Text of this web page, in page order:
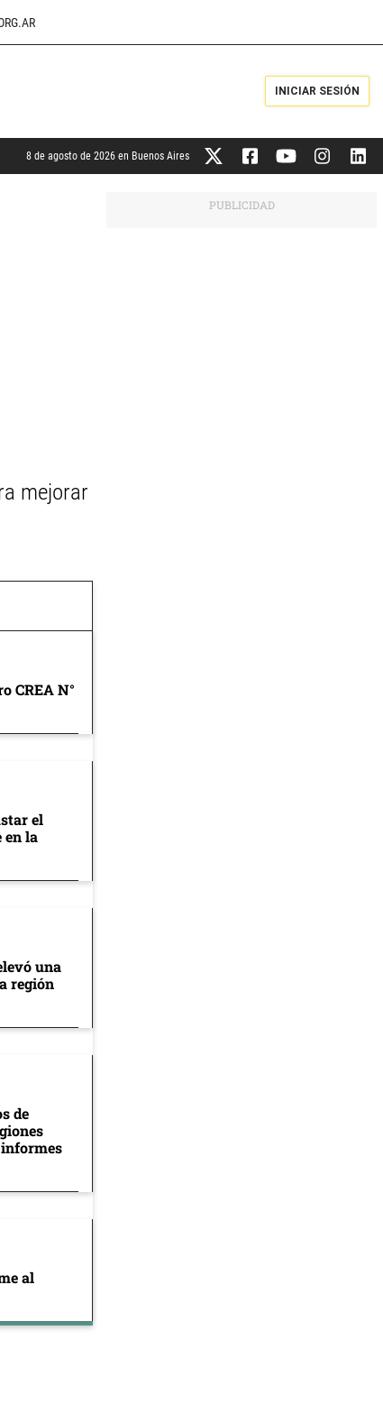
INICIAR SESIÓN
8 de agosto de 2026 en Buenos Aires
mejorar
CREA N°
el
en la
una
región
de
informes
al